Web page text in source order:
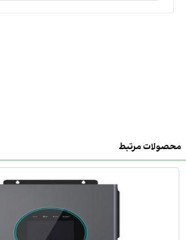
محصولات مرتبط